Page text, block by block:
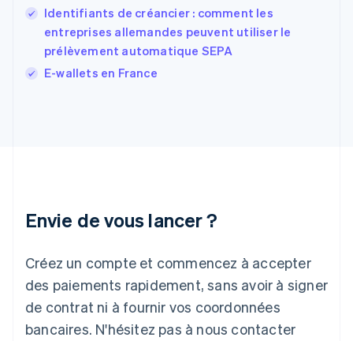
Identifiants de créancier : comment les
entreprises allemandes peuvent utiliser le
prélèvement automatique SEPA
E-wallets en France
Envie de vous lancer ?
Créez un compte et commencez à accepter
des paiements rapidement, sans avoir à signer
de contrat ni à fournir vos coordonnées
bancaires. N'hésitez pas à nous contacter
FrançaisEnglish
Gibraltar
English
Grèce
Japon
Lettonie
English
Liechtenstein
DeutschEnglish
Lituanie